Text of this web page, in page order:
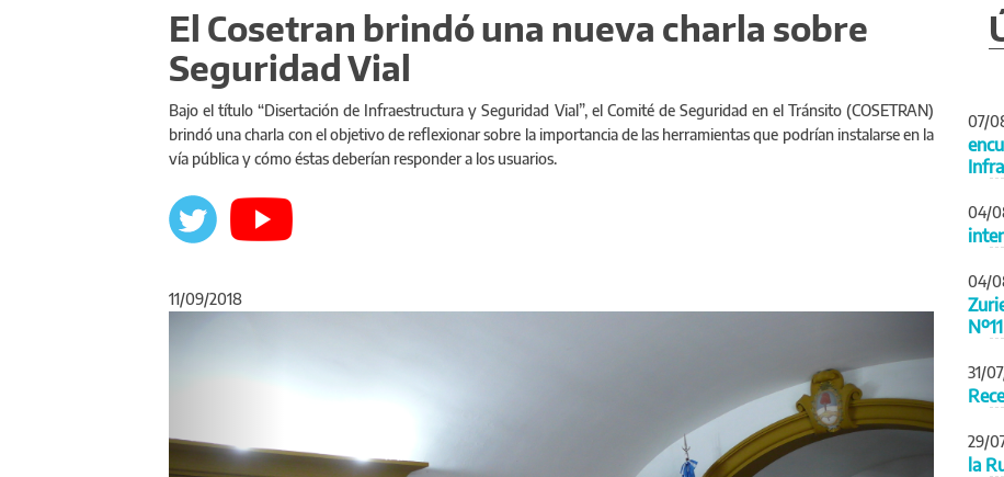
El Cosetran brindó una nueva charla sobre
Seguridad Vial
Bajo el título “Disertación de Infraestructura y Seguridad Vial”, el Comité de Seguridad en el Tránsito (COSETRAN)
brindó una charla con el objetivo de reflexionar sobre la importancia de las herramientas que podrían instalarse en la
vía pública y cómo éstas deberían responder a los usuarios.
11/09/2018
Siguiente
07/
04/
04/
Nº11
31/
29/
la